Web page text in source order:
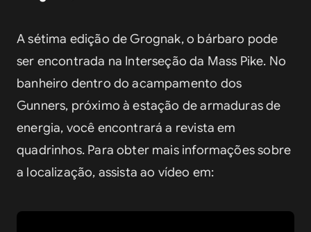
A sétima edição de Grognak, o bárbaro pode
ser encontrada na Interseção da Mass Pike. No
banheiro dentro do acampamento dos
Gunners, próximo à estação de armaduras de
energia, você encontrará a revista em
quadrinhos. Para obter mais informações sobre
a localização, assista ao vídeo em: